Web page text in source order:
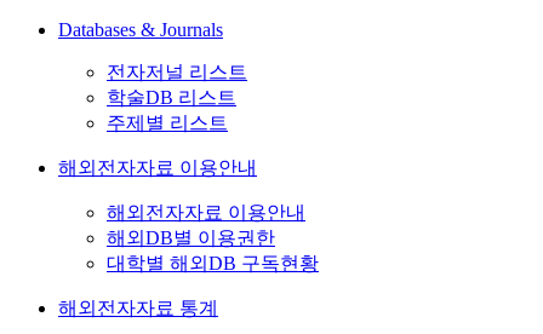
Databases & Journals
전자저널 리스트
학술DB 리스트
주제별 리스트
해외전자자료 이용안내
해외전자자료 이용안내
해외DB별 이용권한
대학별 해외DB 구독현황
해외전자자료 통계